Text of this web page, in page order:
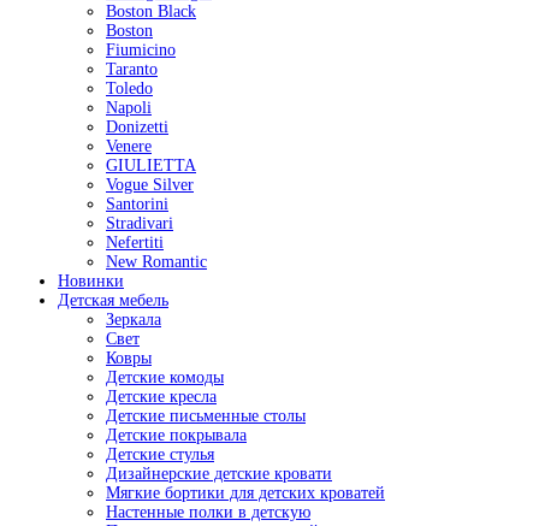
Boston Black
Boston
Fiumicino
Taranto
Toledo
Napoli
Donizetti
Venere
GIULIETTA
Vogue Silver
Santorini
Stradivari
Nefertiti
New Romantic
Новинки
Детская мебель
Зеркала
Свет
Ковры
Детские комоды
Детские кресла
Детские письменные столы
Детские покрывала
Детские стулья
Дизайнерские детские кровати
Мягкие бортики для детских кроватей
Настенные полки в детскую